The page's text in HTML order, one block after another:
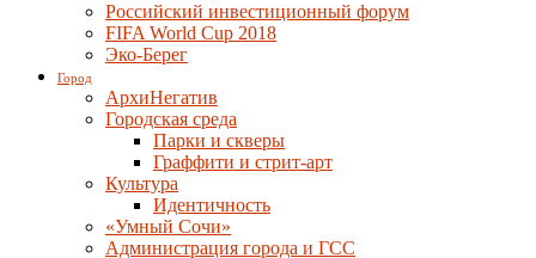
Российский инвестиционный форум
FIFA World Cup 2018
Эко-Берег
Город
АрхиНегатив
Городская среда
Парки и скверы
Граффити и стрит-арт
Культура
Идентичность
«Умный Сочи»
Администрация города и ГСС